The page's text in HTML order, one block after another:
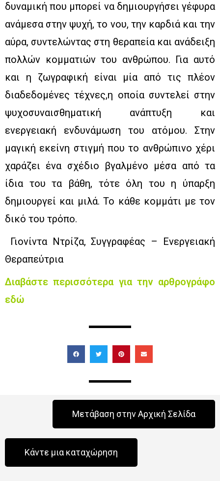
δυναμική που μπορεί να δημιουργήσει γέφυρα
ανάμεσα στην ψυχή, το νου, την καρδιά και την
αύρα, συντελώντας στη θεραπεία και ανάδειξη
πολλών κομματιών του ανθρώπου. Για αυτό
και η ζωγραφική είναι μία από τις πλέον
διαδεδομένες τέχνες,η οποία συντελεί στην
ψυχοσυναισθηματική ανάπτυξη και
ενεργειακή ενδυνάμωση του ατόμου. Στην
μαγική εκείνη στιγμή που το ανθρώπινο χέρι
χαράζει ένα σχέδιο βγαλμένο μέσα από τα
ίδια του τα βάθη, τότε όλη του η ύπαρξη
δημιουργεί και μιλά. Το κάθε κομμάτι με τον
δικό του τρόπο.
Γιονίντα Ντρίζα, Συγγραφέας – Ενεργειακή
Θεραπεύτρια
Διαβάστε περισσότερα για την αρθρογράφο
εδώ
Μετάβαση στην Αρχική Σελίδα
Κάντε μια καταχώρηση